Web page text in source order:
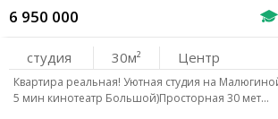
6 950 000
студия 30 Центр
Квартира реальная! Уютная студия на
5 мин кинотеатр Большой)Просторная 30 мет…